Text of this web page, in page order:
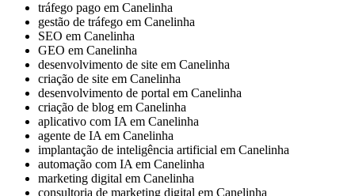
tráfego pago em Canelinha
gestão de tráfego em Canelinha
SEO em Canelinha
GEO em Canelinha
desenvolvimento de site em Canelinha
criação de site em Canelinha
desenvolvimento de portal em Canelinha
criação de blog em Canelinha
aplicativo com IA em Canelinha
agente de IA em Canelinha
implantação de inteligência artificial em Canelinha
automação com IA em Canelinha
marketing digital em Canelinha
consultoria de marketing digital em Canelinha